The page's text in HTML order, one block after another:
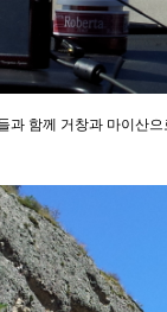
과 함께 거창과 마이산